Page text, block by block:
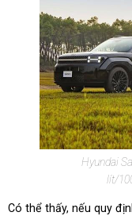
Hyundai
lít/
Có thể thấy, nếu quy